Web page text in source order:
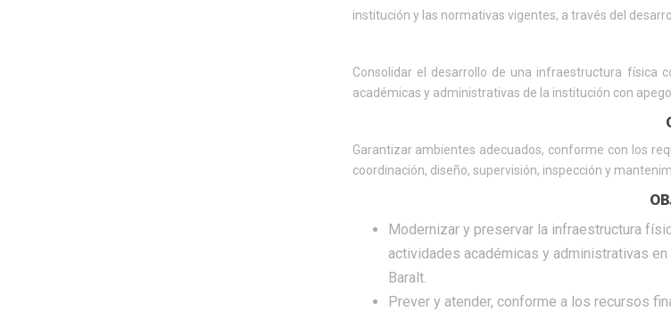
institución y las normativas vigentes, a través del
Consolidar el desarrollo de una infraestructura física
académicas y administrativas de la institución con
Garantizar ambientes adecuados, conforme con los
coordinación, diseño, supervisión, inspección y
Modernizar y preservar la infraestructura
actividades académicas y administrativas
Baralt.
Prever y atender, conforme a los recursos